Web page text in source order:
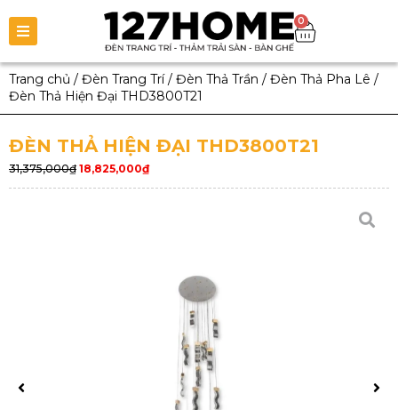
0
Trang chủ / Đèn Trang Trí/ Đèn Thả Trần / Đèn Thả Pha Lê /
Đèn Thả Hiện Đại THD3800T21
ĐÈN THẢ HIỆN ĐẠI THD3800T21
31,375,000₫ 18,825,000₫